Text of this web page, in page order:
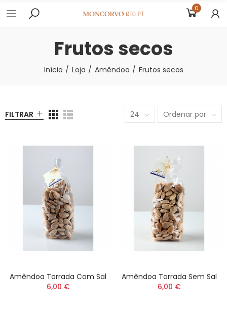
0
Frutos secos
Início Loja Amêndoa Frutos secos
FILTRAR 24 Ordenar por
Amêndoa Torrada Com Sal
6,00 €
Amêndoa Torrada Sem Sal
6,00 €